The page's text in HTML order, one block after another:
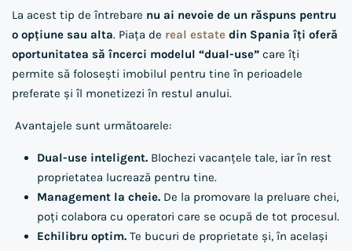
La acest tip de întrebare nu ai nevoie de un răspuns pentru
o opțiune sau alta. Piața de real estate din Spania îți oferă
oportunitatea să încerci modelul “dual-use” care îți
permite să folosești imobilul pentru tine în perioadele
preferate și îl monetizezi în restul anului.
Avantajele sunt următoarele:
Dual-use inteligent. Blochezi vacanțele tale, iar în rest
proprietatea lucrează pentru tine.
Management la cheie. De la promovare la preluare chei,
poți colabora cu operatori care se ocupă de tot procesul.
Echilibru optim. Te bucuri de proprietate și, în același